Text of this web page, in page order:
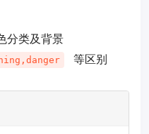
分类及背景
等区别